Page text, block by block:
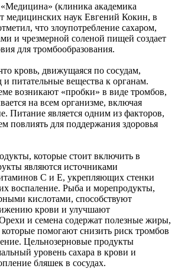
(клиника академика
медицинских наук Евгений Кокин, в
что злоупотребление сахаром,
и чрезмерной соленой пищей создает
для тромбообразования.
кровь, движущаяся по сосудам,
и питательные вещества к органам.
возникают «пробки» в виде тромбов,
на всем организме, включая
Питание является одним из факторов,
повлиять для поддержания здоровья
которые стоит включить в
являются источниками
С и Е, укрепляющих стенки
воспаление. Рыба и морепродукты,
кислотами, способствуют
крови и улучшают
и семена содержат полезные жиры,
помогают снизить риск тромбов
Цельнозерновые продукты
уровень сахара в крови и
бляшек в сосудах.